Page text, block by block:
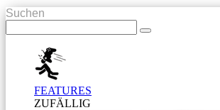
Suchen
FEATURES
ZUFÄLLIG